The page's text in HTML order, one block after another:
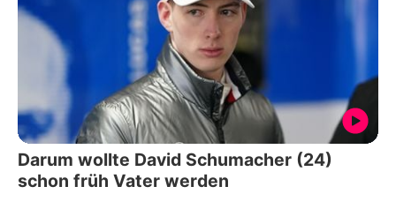
Darum wollte David Schumacher (24)
schon früh Vater werden